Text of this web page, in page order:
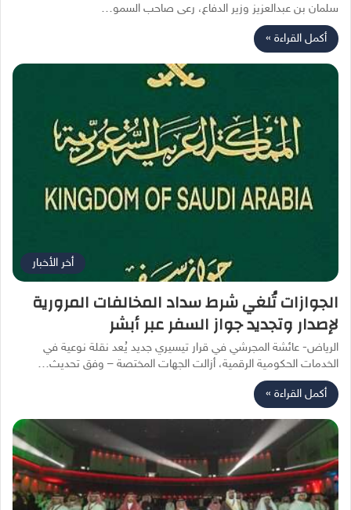
سلمان بن عبدالعزيز وزير الدفاع، رعى صاحب السمو…
أكمل القراءة »
أخر الأخبار
الجوازات تُلغي شرط سداد المخالفات المرورية
لإصدار وتجديد جواز السفر عبر أبشر
الرياض- عائشة المجرشي في قرار تيسيري جديد يُعد نقلة نوعية في
الخدمات الحكومية الرقمية، أزالت الجهات المختصة – وفق تحديث…
أكمل القراءة »